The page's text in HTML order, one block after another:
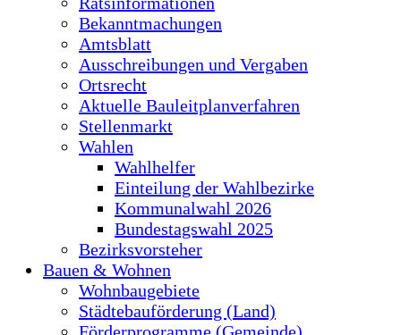
Bekanntmachungen
Amtsblatt
Ausschreibungen und Vergaben
Ortsrecht
Aktuelle Bauleitplanverfahren
Stellenmarkt
Wahlen
Wahlhelfer
Einteilung der Wahlbezirke
Kommunalwahl 2026
Bundestagswahl 2025
Bezirksvorsteher
Bauen & Wohnen
Wohnbaugebiete
Städtebauförderung (Land)